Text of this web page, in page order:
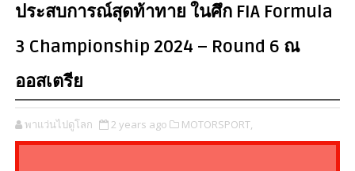
ประสบการณ์สุดท้าทาย ในศึก FIA Formula
3 Championship 2024 – Round 6 ณ
ออสเตรีย
พาแว่นไปดูโลก 2 years ago MOTORSPORT,